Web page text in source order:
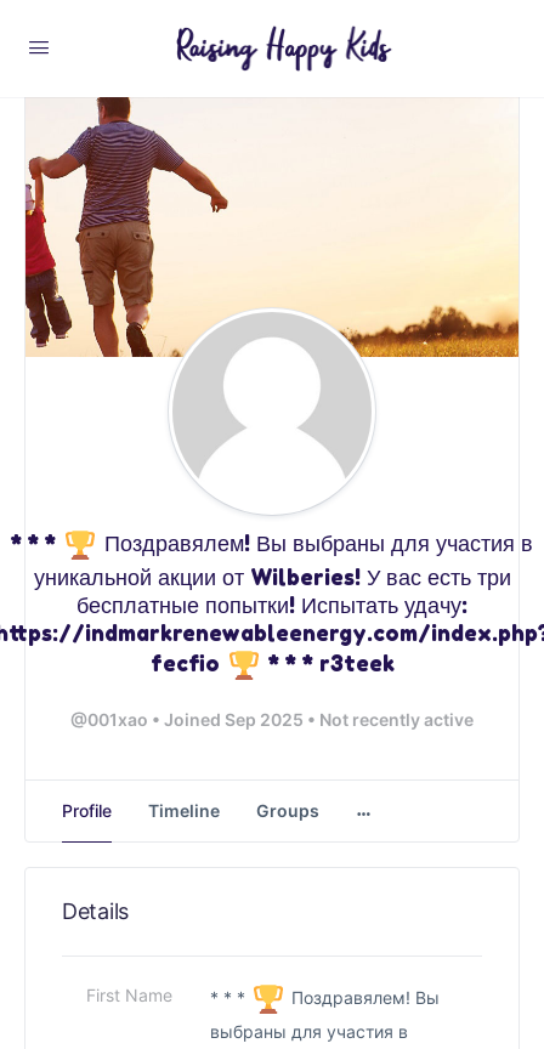
* * *
Поздравялем! Вы выбраны для участия в
уникальной акции от Wilberies! У вас есть три
бесплатные попытки! Испытать удачу:
indmarkrenewableenergy.com/
fecfio
* * * r3teek
@001xao • Joined Sep 2025 • Not recently active
Profile Timeline Groups
Details
First Name * * *
Поздравялем! Вы
выбраны для участия в